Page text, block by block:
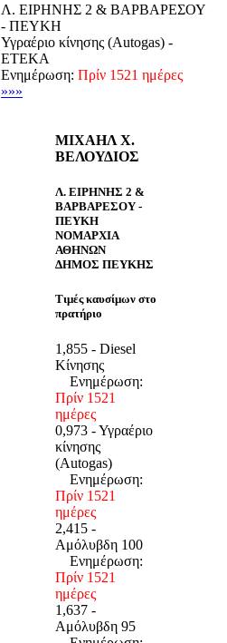
Λ. ΕΙΡΗΝΗΣ 2 & ΒΑΡΒΑΡΕΣΟΥ
- ΠΕΥΚΗ
Υγραέριο κίνησης (Autogas) -
ΕΤΕΚΑ
Ενημέρωση: Πρίν 1521 ημέρες
»»»
ΜΙΧΑΗΛ Χ.
ΒΕΛΟΥΔΙΟΣ
Λ. ΕΙΡΗΝΗΣ 2 &
ΒΑΡΒΑΡΕΣΟΥ -
ΠΕΥΚΗ
ΝΟΜΑΡΧΙΑ
ΑΘΗΝΩΝ
ΔΗΜΟΣ ΠΕΥΚΗΣ
Τιμές καυσίμων στο
πρατήριο
1,855 - Diesel
Κίνησης
Ενημέρωση:
Πρίν 1521
ημέρες
0,973 - Υγραέριο
κίνησης
(Autogas)
Ενημέρωση:
Πρίν 1521
ημέρες
2,415 -
Αμόλυβδη 100
Ενημέρωση:
Πρίν 1521
ημέρες
1,637 -
Αμόλυβδη 95